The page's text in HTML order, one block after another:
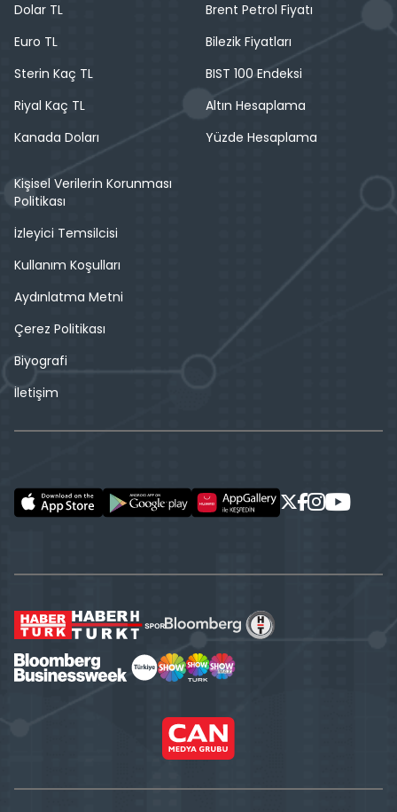
Dolar TL
Euro TL
Sterin Kaç TL
Riyal Kaç TL
Kanada Doları
Brent Petrol Fiyatı
Bilezik Fiyatları
BIST 100 Endeksi
Altın Hesaplama
Yüzde Hesaplama
Kişisel Verilerin Korunması
Politikası
İzleyici Temsilcisi
Kullanım Koşulları
Aydınlatma Metni
Çerez Politikası
Biyografi
İletişim